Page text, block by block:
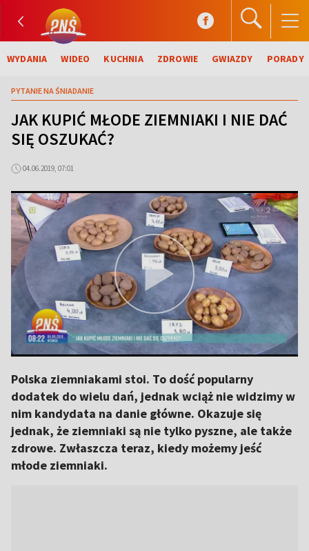
WYDANIA WIDEO KUCHNIA ZDROWIE GWIAZDY PORADY
PYTANIE NA ŚNIADANIE
JAK KUPIĆ MŁODE ZIEMNIAKI I NIE DAĆ
SIĘ OSZUKAĆ?
04.06.2019, 07:01
Polska ziemniakami stoi. To dość popularny
dodatek do wielu dań, jednak wciąż nie widzimy w
nim kandydata na danie główne. Okazuje się
jednak, że ziemniaki są nie tylko pyszne, ale także
zdrowe. Zwłaszcza teraz, kiedy możemy jeść
młode ziemniaki.